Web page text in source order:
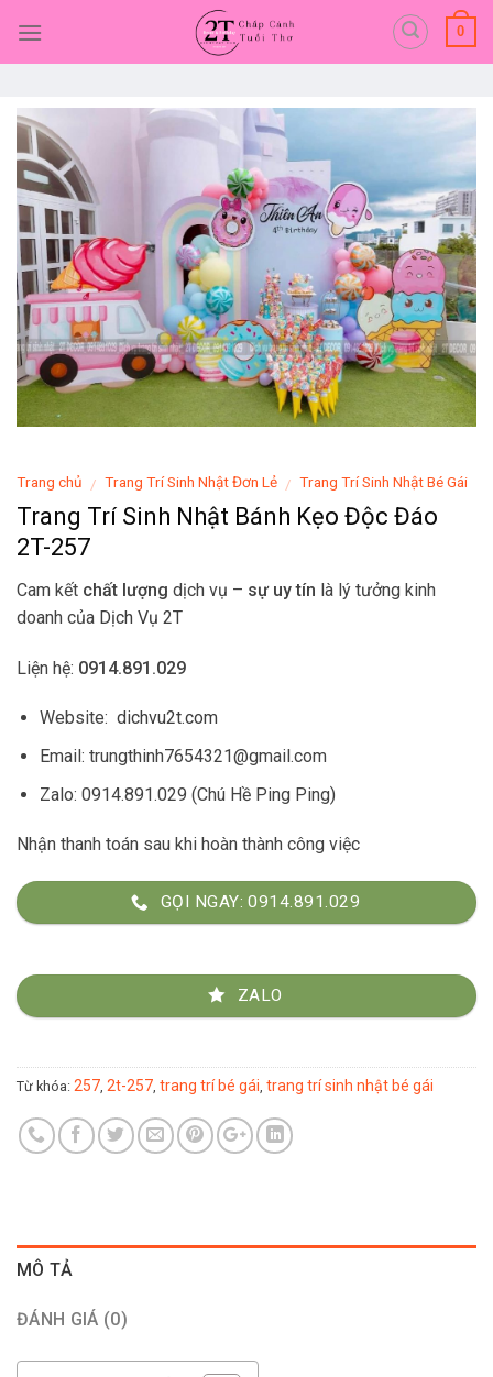
content
0
Trang chủ / Trang Trí Sinh Nhật Đơn Lẻ / Trang Trí Sinh Nhật Bé Gái
Trang Trí Sinh Nhật Bánh Kẹo Độc Đáo
2T-257
Cam kết chất lượng dịch vụ – sự uy tín là lý tưởng kinh
doanh của Dịch Vụ 2T
Liện hệ: 0914.891.029
Website: dichvu2t.com
Email: trungthinh7654321@gmail.com
Zalo: 0914.891.029 (Chú Hề Ping Ping)
Nhận thanh toán sau khi hoàn thành công việc
GỌI NGAY: 0914.891.029
ZALO
Từ khóa: 257, 2t-257, trang trí bé gái, trang trí sinh nhật bé gái
MÔ TẢ
ĐÁNH GIÁ (0)